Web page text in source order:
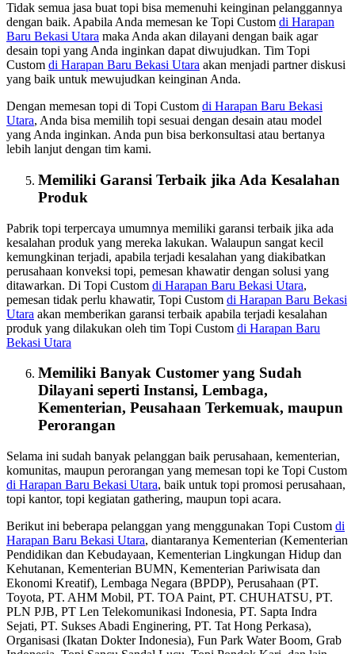
Tidak semua jasa buat topi bisa memenuhi keinginan pelanggannya
dengan baik. Apabila Anda memesan ke Topi Custom di Harapan
Baru Bekasi Utara maka Anda akan dilayani dengan baik agar
desain topi yang Anda inginkan dapat diwujudkan. Tim Topi
Custom di Harapan Baru Bekasi Utara akan menjadi partner diskusi
yang baik untuk mewujudkan keinginan Anda.
Dengan memesan topi di Topi Custom di Harapan Baru Bekasi
Utara, Anda bisa memilih topi sesuai dengan desain atau model
yang Anda inginkan. Anda pun bisa berkonsultasi atau bertanya
lebih lanjut dengan tim kami.
Memiliki Garansi Terbaik jika Ada Kesalahan
Produk
Pabrik topi terpercaya umumnya memiliki garansi terbaik jika ada
kesalahan produk yang mereka lakukan. Walaupun sangat kecil
kemungkinan terjadi, apabila terjadi kesalahan yang diakibatkan
perusahaan konveksi topi, pemesan khawatir dengan solusi yang
ditawarkan. Di Topi Custom di Harapan Baru Bekasi Utara,
pemesan tidak perlu khawatir, Topi Custom di Harapan Baru Bekasi
Utara akan memberikan garansi terbaik apabila terjadi kesalahan
produk yang dilakukan oleh tim Topi Custom di Harapan Baru
Bekasi Utara
Memiliki Banyak Customer yang Sudah
Dilayani seperti Instansi, Lembaga,
Kementerian, Peusahaan Terkemuak, maupun
Perorangan
Selama ini sudah banyak pelanggan baik perusahaan, kementerian,
komunitas, maupun perorangan yang memesan topi ke Topi Custom
di Harapan Baru Bekasi Utara, baik untuk topi promosi perusahaan,
topi kantor, topi kegiatan gathering, maupun topi acara.
Berikut ini beberapa pelanggan yang menggunakan Topi Custom di
Harapan Baru Bekasi Utara, diantaranya Kementerian (Kementerian
Pendidikan dan Kebudayaan, Kementerian Lingkungan Hidup dan
Kehutanan, Kementerian BUMN, Kementerian Pariwisata dan
Ekonomi Kreatif), Lembaga Negara (BPDP), Perusahaan (PT.
Toyota, PT. AHM Mobil, PT. TOA Paint, PT. CHUHATSU, PT.
PLN PJB, PT Len Telekomunikasi Indonesia, PT. Sapta Indra
Sejati, PT. Sukses Abadi Enginering, PT. Tat Hong Perkasa),
Organisasi (Ikatan Dokter Indonesia), Fun Park Water Boom, Grab